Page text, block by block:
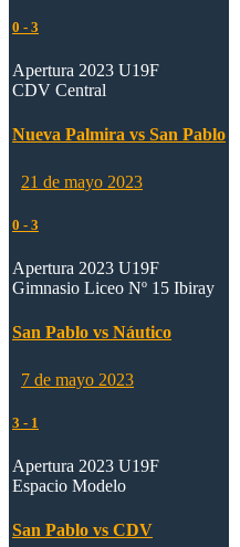
0 - 3
Apertura 2023 U19F
CDV Central
Nueva Palmira vs San Pablo
21 de mayo 2023
0 - 3
Apertura 2023 U19F
Gimnasio Liceo Nº 15 Ibiray
San Pablo vs Náutico
7 de mayo 2023
3 - 1
Apertura 2023 U19F
Espacio Modelo
San Pablo vs CDV